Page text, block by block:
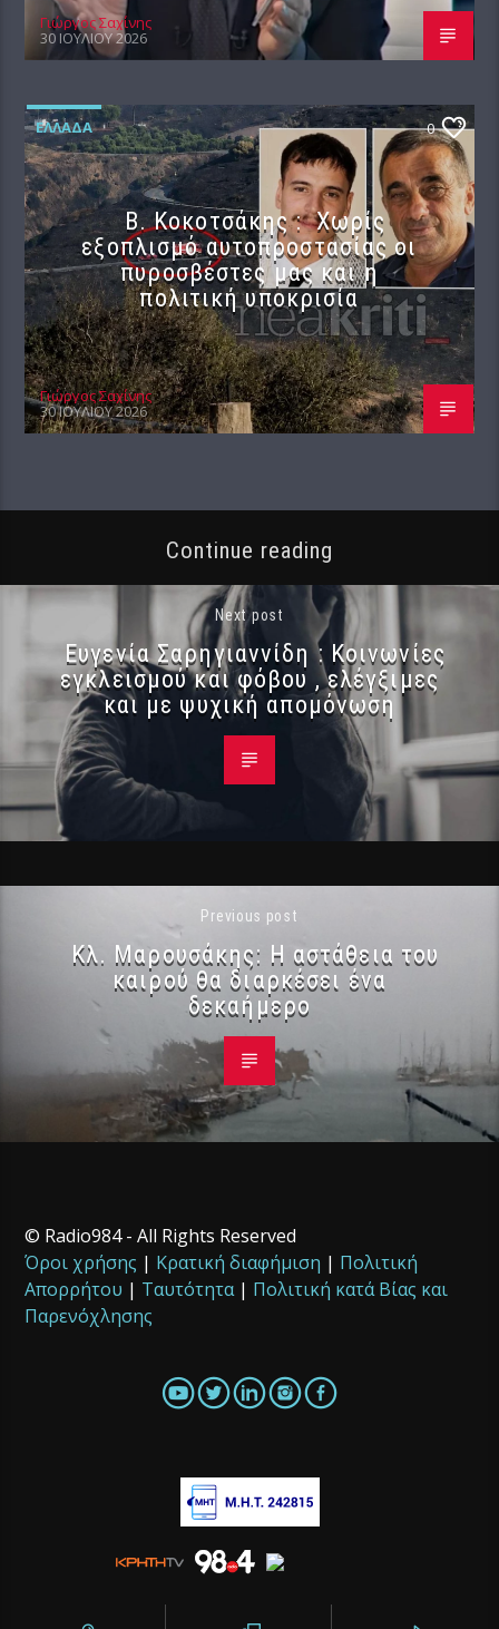
Γιώργος Σαχίνης
30 ΙΟΥΛΊΟΥ 2026
ΕΛΛΆΔΑ 0
Β. Κοκοτσάκης : Χωρίς
εξοπλισμό αυτοπροστασίας οι
πυροσβέστες μας και η
πολιτική υποκρισία
Γιώργος Σαχίνης
30 ΙΟΥΛΊΟΥ 2026
Continue reading
Next post
Ευγενία Σαρηγιαννίδη : Κοινωνίες
εγκλεισμού και φόβου , ελέγξιμες
και με ψυχική απομόνωση
Previous post
Κλ. Μαρουσάκης: Η αστάθεια του
καιρού θα διαρκέσει ένα
δεκαήμερο
© Radio984 - All Rights Reserved
Όροι χρήσης | Κρατική διαφήμιση | Πολιτική
Απορρήτου | Ταυτότητα| Πολιτική κατά Βίας και
Παρενόχλησης